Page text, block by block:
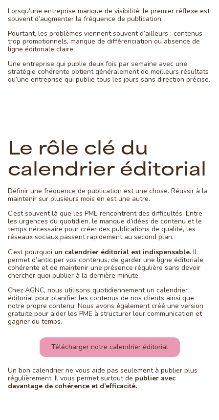
Lorsqu’une entreprise manque de visibilité, le premier réflexe est
souvent d’augmenter la fréquence de publication.
Pourtant, les problèmes viennent souvent d’ailleurs : contenus
trop promotionnels, manque de différenciation ou absence de
ligne éditoriale claire.
Une entreprise qui publie deux fois par semaine avec une
stratégie cohérente obtient généralement de meilleurs résultats
qu’une entreprise qui publie tous les jours sans direction précise.
Le rôle clé du
calendrier éditorial
Définir une fréquence de publication est une chose. Réussir à la
maintenir sur plusieurs mois en est une autre.
C’est souvent là que les PME rencontrent des difficultés. Entre
les urgences du quotidien, le manque d’idées de contenu et le
temps nécessaire pour créer des publications de qualité, les
réseaux sociaux passent rapidement au second plan.
C’est pourquoi un calendrier éditorial est indispensable. Il
permet d’anticiper vos contenus, de garder une ligne éditoriale
cohérente et de maintenir une présence régulière sans devoir
chercher quoi publier à la dernière minute.
Chez AGNC, nous utilisons quotidiennement un calendrier
éditorial pour planifier les contenus de nos clients ainsi que
notre propre contenu. Nous avons également créé une version
gratuite pour aider les PME à structurer leur communication et
gagner du temps.
Télécharger notre calendrier éditorial
Un bon calendrier ne vous aide pas seulement à publier plus
régulièrement. Il vous permet surtout de publier avec
davantage de cohérence et d’efficacité.